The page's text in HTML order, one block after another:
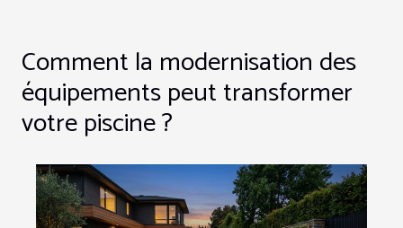
Comment la modernisation des
équipements peut transformer
votre piscine ?